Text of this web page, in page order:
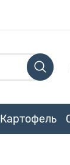
Картофель